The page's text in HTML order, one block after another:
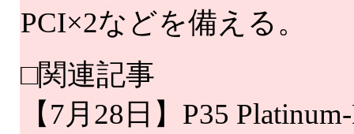
PCI×2などを備える。
□関連記事
【7月28日】P35